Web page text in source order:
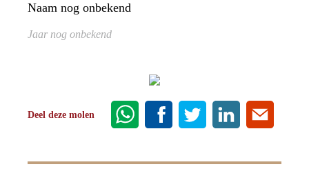
Naam nog onbekend
Jaar nog onbekend
Deel deze molen